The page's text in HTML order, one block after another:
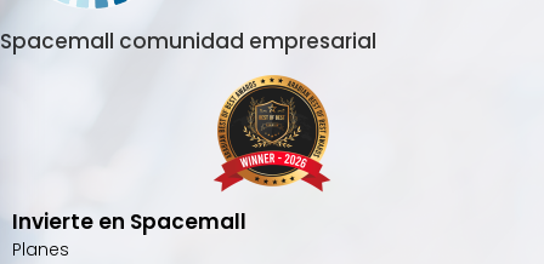
Spacemall comunidad empresarial
Invierte en Spacemall
Planes